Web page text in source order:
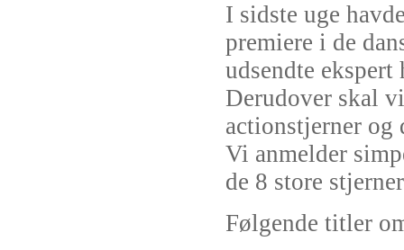
I sidste uge
premiere i de
udsendte
Derudover skal
actionstjerner og
Vi anmelder
de 8 store
Følgende titler